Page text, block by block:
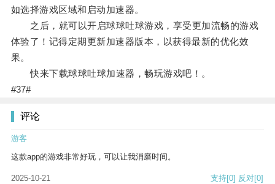
如选择游戏区域和启动加速器。
之后，就可以开启球球吐球游戏，享受更加流畅的游戏
体验了！记得定期更新加速器版本，以获得最新的优化效
果。
快来下载球球吐球加速器，畅玩游戏吧！。
#37#
评论
游客
这款app的游戏非常好玩，可以让我消磨时间。
2025-10-21 支持[0] 反对[0]